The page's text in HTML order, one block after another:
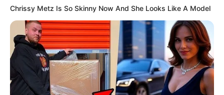
Chrissy Metz Is So Skinny Now And She Looks Like A Model